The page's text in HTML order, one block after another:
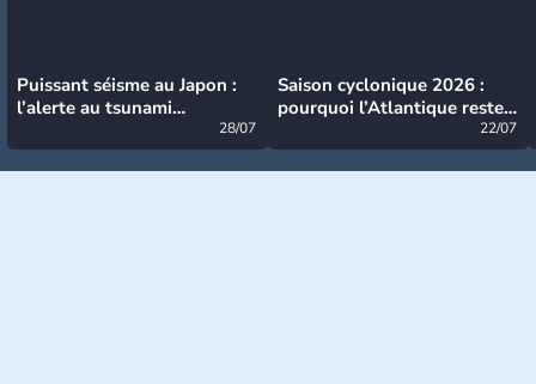
Puissant séisme au Japon :
l’alerte au tsunami
28/07
Saison cyclonique 2026 :
pourquoi l’Atlantique reste
22/07